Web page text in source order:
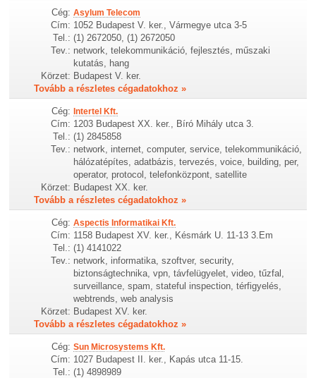
Cég: Asylum Telecom
Cím: 1052 Budapest V. ker., Vármegye utca 3-5
Tel.: (1) 2672050, (1) 2672050
Tev.: network, telekommunikáció, fejlesztés, műszaki
kutatás, hang
Körzet: Budapest V. ker.
Tovább a részletes cégadatokhoz »
Cég: Intertel Kft.
Cím: 1203 Budapest XX. ker., Bíró Mihály utca 3.
Tel.: (1) 2845858
Tev.: network, internet, computer, service, telekommunikáció,
hálózatépítes, adatbázis, tervezés, voice, building, per,
operator, protocol, telefonközpont, satellite
Körzet: Budapest XX. ker.
Tovább a részletes cégadatokhoz »
Cég: Aspectis Informatikai Kft.
Cím: 1158 Budapest XV. ker., Késmárk U. 11-13 3.Em
Tel.: (1) 4141022
Tev.: network, informatika, szoftver, security,
biztonságtechnika, vpn, távfelügyelet, video, tűzfal,
surveillance, spam, stateful inspection, térfigyelés,
webtrends, web analysis
Körzet: Budapest XV. ker.
Tovább a részletes cégadatokhoz »
Cég: Sun Microsystems Kft.
Cím: 1027 Budapest II. ker., Kapás utca 11-15.
Tel.: (1) 4898989